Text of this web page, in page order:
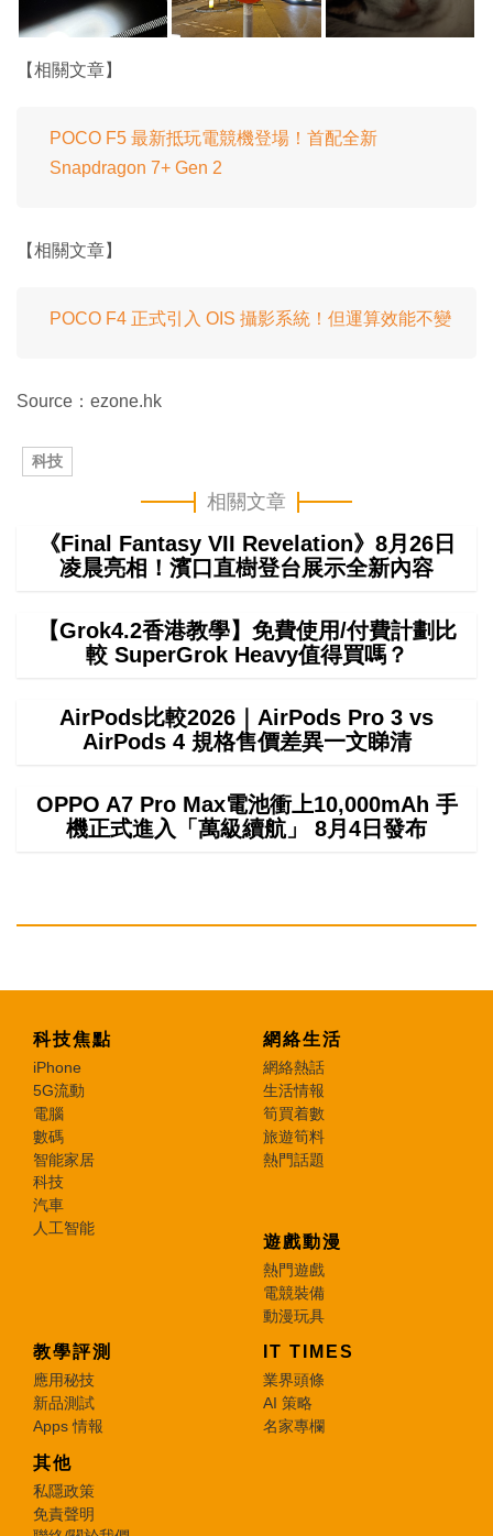
【相關文章】
POCO F5 最新抵玩電競機登場！首配全新
Snapdragon 7+ Gen 2
【相關文章】
POCO F4 正式引入 OIS 攝影系統！但運算效能不變
Source：ezone.hk
科技
相關文章
《Final Fantasy VII Revelation》8月26日
凌晨亮相！濱口直樹登台展示全新內容
【Grok4.2香港教學】免費使用/付費計劃比
較 SuperGrok Heavy值得買嗎？
AirPods比較2026｜AirPods Pro 3 vs
AirPods 4 規格售價差異一文睇清
OPPO A7 Pro Max電池衝上10,000mAh 手
機正式進入「萬級續航」 8月4日發布
科技焦點
iPhone
5G流動
電腦
數碼
智能家居
科技
汽車
人工智能
網絡生活
網絡熱話
生活情報
筍買着數
旅遊筍料
熱門話題
遊戲動漫
熱門遊戲
電競裝備
動漫玩具
教學評測
應用秘技
新品測試
Apps 情報
IT TIMES
業界頭條
AI 策略
名家專欄
其他
私隱政策
免責聲明